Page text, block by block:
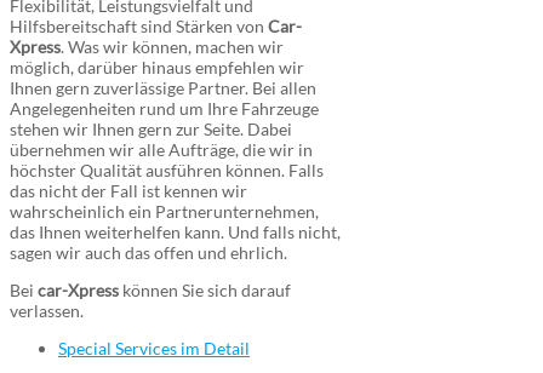
Flexibilität, Leistungsvielfalt und
Hilfsbereitschaft sind Stärken von Car-
Xpress. Was wir können, machen wir
möglich, darüber hinaus empfehlen wir
Ihnen gern zuverlässige Partner. Bei allen
Angelegenheiten rund um Ihre Fahrzeuge
stehen wir Ihnen gern zur Seite. Dabei
übernehmen wir alle Aufträge, die wir in
höchster Qualität ausführen können. Falls
das nicht der Fall ist kennen wir
wahrscheinlich ein Partnerunternehmen,
das Ihnen weiterhelfen kann. Und falls nicht,
sagen wir auch das offen und ehrlich.
Bei car-Xpress können Sie sich darauf
verlassen.
Special Services im Detail